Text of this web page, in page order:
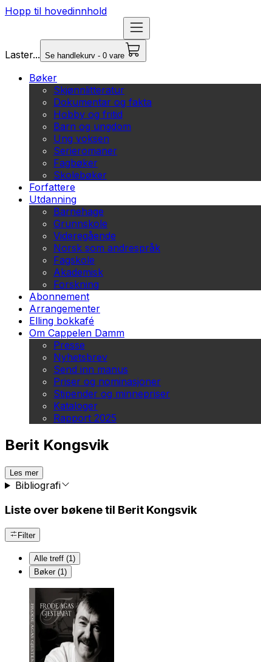
Hopp til hovedinnhold
Laster... Se handlekurv - 0 vare
Bøker
Skjønnlitteratur
Dokumentar og fakta
Hobby og fritid
Barn og ungdom
Ung voksen
Serieromaner
Fagbøker
Skolebøker
Forfattere
Utdanning
Barnehage
Grunnskole
Videregående
Norsk som andrespråk
Fagskole
Akademisk
Forskning
Abonnement
Arrangementer
Elling bokkafé
Om Cappelen Damm
Presse
Nyhetsbrev
Send inn manus
Priser og nominasjoner
Stipender og minnepriser
Kataloger
Rapport 2025
Berit Kongsvik
Les mer
Bibliografi
Liste over bøkene til Berit Kongsvik
Filter
Alle treff (1)
Bøker (1)